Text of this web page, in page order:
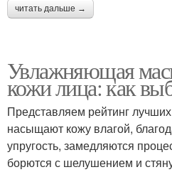
читать дальше →
Увлажняющая
кожи лица: как
Представляем рейтинг
насыщают кожу влагой,
упругость, замедляются
борются с шелушением и